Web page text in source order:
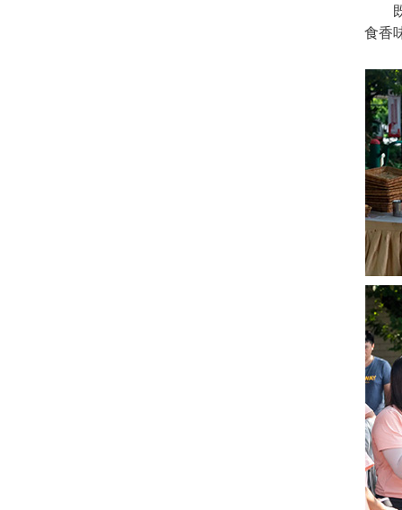
既
食香